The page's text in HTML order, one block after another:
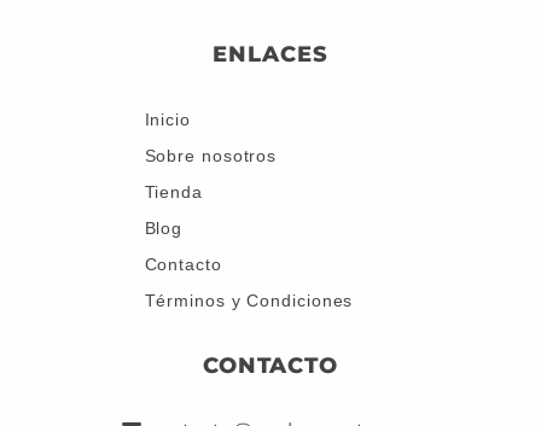
ENLACES
Inicio
Sobre nosotros
Tienda
Blog
Contacto
Términos y Condiciones
CONTACTO